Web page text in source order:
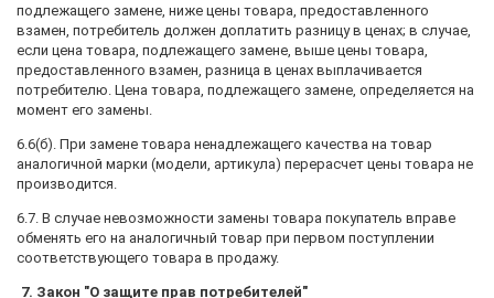
подлежащего замене, ниже цены товара, предоставленного
взамен, потребитель должен доплатить разницу в ценах; в случае,
если цена товара, подлежащего замене, выше цены товара,
предоставленного взамен, разница в ценах выплачивается
потребителю. Цена товара, подлежащего замене, определяется на
момент его замены.
6.6(б). При замене товара ненадлежащего качества на товар
аналогичной марки (модели, артикула) перерасчет цены товара не
производится.
6.7. В случае невозможности замены товара покупатель вправе
обменять его на аналогичный товар при первом поступлении
соответствующего товара в продажу.
7. Закон "О защите прав потребителей"